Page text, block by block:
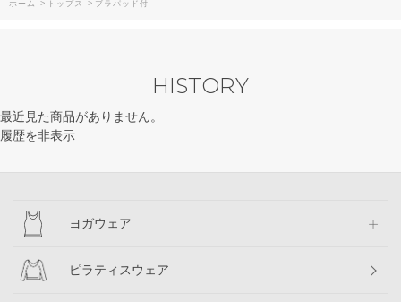
ホーム > トップス > ブラパッド付
HISTORY
最近見た商品がありません。
履歴を非表示
ヨガウェア
ピラティスウェア